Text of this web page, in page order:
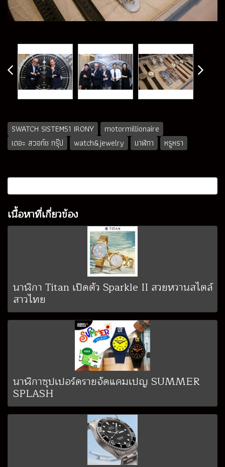
SWATCH SISTEM51 IRONY
motormillionaire
เดอะ สวอท์ช กรุ๊ป
watch&jewelry นาฬิกา หรูหรา
เนื้อหาที่เกี่ยวข้อง
นาฬิกา Titan เปิดตัว Sparkle II สวยหวานสไตล์
สาวไทย
นาฬิกาซุปเปอร์ดรายจัดแคมเปญ SUMMER
SPLASH